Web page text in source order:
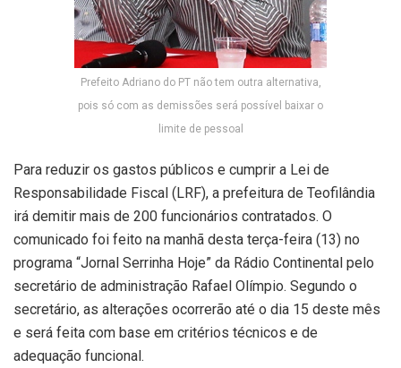
Prefeito Adriano do PT não tem outra alternativa,
pois só com as demissões será possível baixar o
limite de pessoal
Para reduzir os gastos públicos e cumprir a Lei de
Responsabilidade Fiscal (LRF), a prefeitura de Teofilândia
irá demitir mais de 200 funcionários contratados. O
comunicado foi feito na manhã desta terça-feira (13) no
programa “Jornal Serrinha Hoje” da Rádio Continental pelo
secretário de administração Rafael Olímpio. Segundo o
secretário, as alterações ocorrerão até o dia 15 deste mês
e será feita com base em critérios técnicos e de
adequação funcional.